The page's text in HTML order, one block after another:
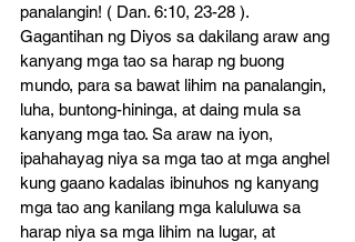
panalangin! ( Dan. 6:10, 23-28 ).
Gagantihan ng Diyos sa dakilang araw ang
kanyang mga tao sa harap ng buong
mundo, para sa bawat lihim na panalangin,
luha, buntong-hininga, at daing mula sa
kanyang mga tao. Sa araw na iyon,
ipahahayag niya sa mga tao at mga anghel
kung gaano kadalas ibinuhos ng kanyang
mga tao ang kanilang mga kaluluwa sa
harap niya sa mga lihim na lugar, at